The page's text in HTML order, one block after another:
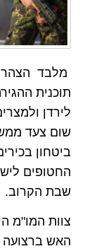
מלבד
תוכנית
לירדן
שום צעד
ביטחון
החטופים
שבת הקרוב.
צוות המו"מ
האש